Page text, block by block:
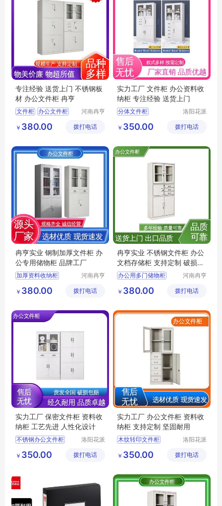
专注经验 送货上门 不锈钢板
材 办公文件柜 冉亨
文件柜 办公文件柜
学校文件柜
河南冉亨
公司
￥ 380.00 拨打电话
实力工厂 文件柜 办公资料收
纳柜 专注经验 送货上门
分体文件柜
办公专用储物柜
钢制加厚收纳柜
洛阳花派
有限公司
￥ 350.00 拨打电话
冉亨实业 钢制加厚文件柜 办
公专用储物柜 品牌工厂
加厚资料收纳柜
双门资料收纳柜
保密文件柜
河南冉亨
公司
￥ 380.00 拨打电话
冉亨实业 不锈钢文件柜 办公
文档存储柜 支持定制 破损包
赔
办公用多门储物柜
档案保管柜
高档办公储物柜
河南冉亨
公司
￥ 380.00 拨打电话
实力工厂 保密文件柜 资料收
纳柜 工艺先进 人性化设计
不锈钢办公文件柜
办公文件柜
办公文件存放柜
洛阳花派
有限公司
￥ 350.00 拨打电话
实力工厂 办公文件柜 资料收
纳柜 支持定制 坚固耐用
木纹转印文件柜
移动文件柜
学校文件储物柜
洛阳花派
有限公司
￥ 350.00 拨打电话